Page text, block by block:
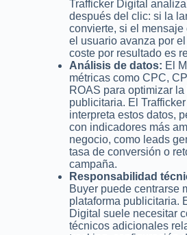
Trafficker Digital
después del clic: si la
convierte, si el mensaje
el usuario avanza por
coste por resultado es
Análisis de datos: El
métricas como CPC,
ROAS para optimizar
publicitaria. El
interpreta estos datos,
con indicadores más
negocio, como leads
tasa de conversión o
campaña.
Responsabilidad
Buyer puede centrarse
plataforma publicitaria.
Digital suele necesitar
técnicos adicionales